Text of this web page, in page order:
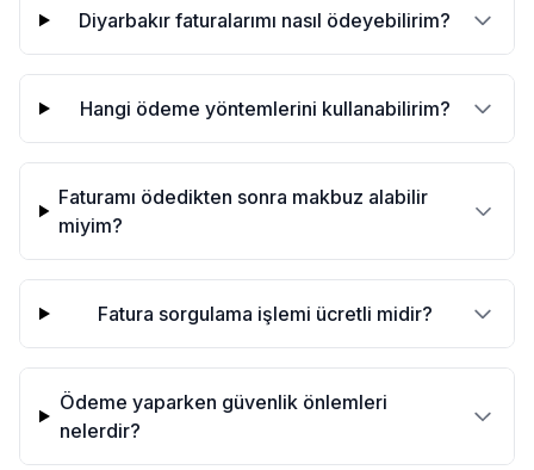
Diyarbakır faturalarımı nasıl ödeyebilirim?
Hangi ödeme yöntemlerini kullanabilirim?
Faturamı ödedikten sonra makbuz alabilir
miyim?
Fatura sorgulama işlemi ücretli midir?
Ödeme yaparken güvenlik önlemleri
nelerdir?